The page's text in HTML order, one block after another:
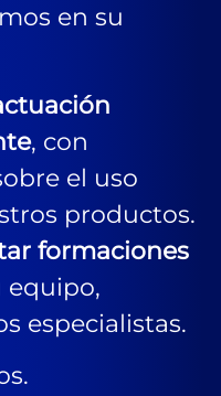
en su
, con
el uso
productos.
formaciones
equipo,
especialistas.